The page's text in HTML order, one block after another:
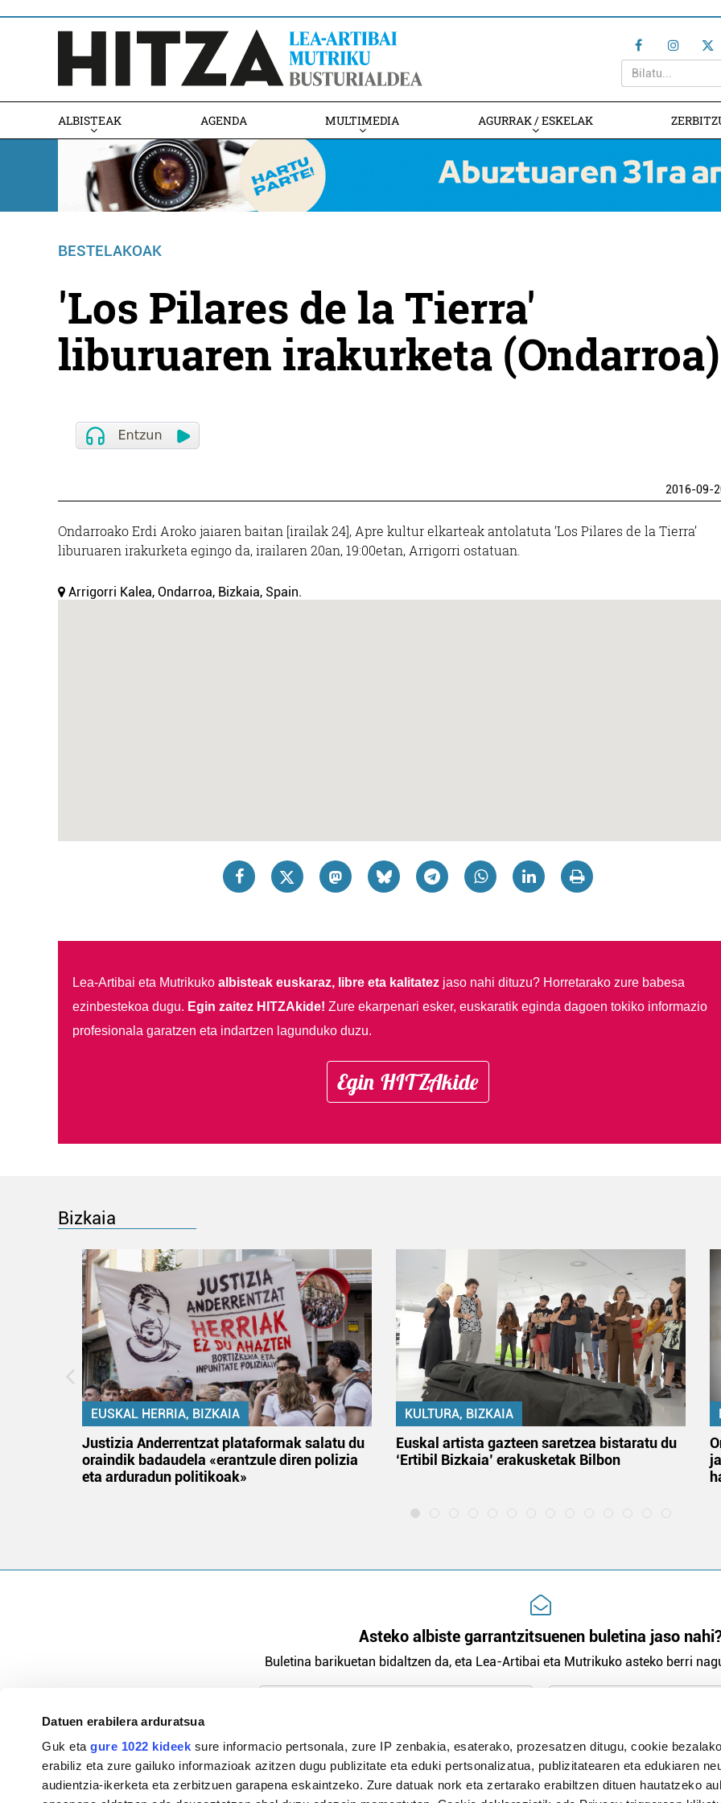
Datuen erabilera arduratsua
Guk etagure 1022 kideek sure informacio pertsonala, zure IP zenbakia, esaterako, prozesatzen ditugu, cookie
erabiliz eta zure gailuko informazioak azitzen dugu publizitate eta eduki pertsonalizatua, publizitatearen eta edukiaren
audientzia-ikerketa eta zerbitzuen garapena eskaintzeko. Zure datuak nork eta zertarako erabiltzen dituen hautatzeko
ALBISTEAK AGENDA MULTIMEDIA AGURRAK / ESKELAK
BESTELAKOAK
'Los Pilares de la Tierra'
liburuaren irakurketa (Ondarroa)
2016-09-
Ondarroako Erdi Aroko jaiaren baitan [irailak 24], Apre kultur elkarteak antolatuta ‘Los Pilares de la Tierra’
liburuaren irakurketa egingo da, irailaren 20an, 19:00etan, Arrigorri ostatuan.
Arrigorri Kalea, Ondarroa, Bizkaia, Spain.
Lea-Artibai eta Mutrikuko albisteak euskaraz, libre eta kalitatezjaso nahi dituzu? Horretarako zure babesa
ezinbestekoa dugu. Egin zaitez HITZAkide! Zure ekarpenari esker, euskaratik eginda dagoen tokiko informazio
profesionala garatzen eta indartzen lagunduko duzu.
Egin HITZAkide
Bizkaia
EUSKAL HERRIA, BIZKAIA
Justizia Anderrentzat plataformak salatu du
oraindik badaudela «erantzule diren polizia
eta arduradun politikoak»
KULTURA, BIZKAIA
Euskal artista gazteen saretzea bistaratu du
‘Ertibil Bizkaia’ erakusketak Bilbon
Asteko albiste garrantzitsuenen buletina jaso
Buletina barikuetan bidaltzen da, eta Lea-Artibai eta Mutrikuko asteko berri